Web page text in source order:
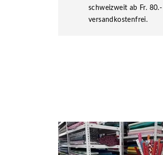
schweizweit ab Fr. 80.-
versandkostenfrei.